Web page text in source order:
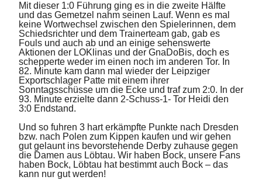
Mit dieser 1:0 Führung ging es in die zweite Hälfte
und das Gemetzel nahm seinen Lauf. Wenn es mal
keine Wortwechsel zwischen den Spielerinnen, dem
Schiedsrichter und dem Trainerteam gab, gab es
Fouls und auch ab und an einige sehenswerte
Aktionen der LOKlinas und der GnaDoBis, doch es
schepperte weder im einen noch im anderen Tor. In
82. Minute kam dann mal wieder der Leipziger
Exportschlager Patte mit einem ihrer
Sonntagsschüsse um die Ecke und traf zum 2:0. In der
93. Minute erzielte dann 2-Schuss-1- Tor Heidi den
3:0 Endstand.
Und so fuhren 3 hart erkämpfte Punkte nach Dresden
bzw. nach Polen zum Kippen kaufen und wir gehen
gut gelaunt ins bevorstehende Derby zuhause gegen
die Damen aus Löbtau. Wir haben Bock, unsere Fans
haben Bock, Löbtau hat bestimmt auch Bock – das
kann nur gut werden!